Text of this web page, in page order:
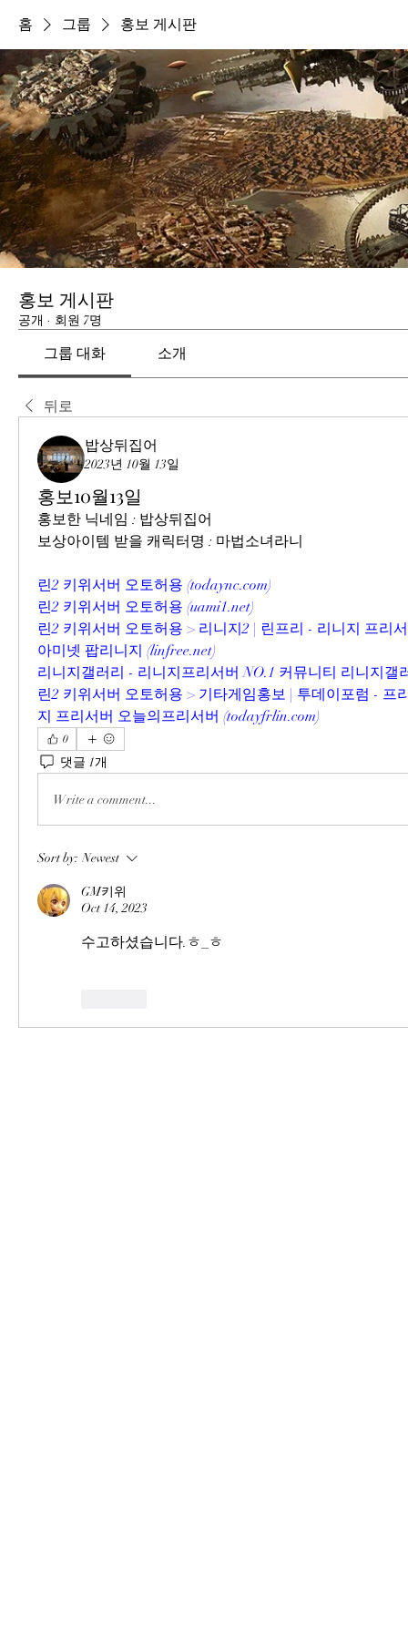
홈 그룹 홍보 게시판
홍보 게시판
공개 · 회원 7명
그룹 대화 소개
뒤로
밥상뒤집어
2023년 10월 13일
홍보10월13일
홍보한 닉네임 : 밥상뒤집어
보상아이템 받을 캐릭터명 : 마법소녀라니
린2 키위서버 오토허용 (todaync.com)
린2 키위서버 오토허용 (uami1.net)
린2 키위서버 오토허용 > 리니지2 | 린프리 - 리니지 프리
아미넷 팝리니지 (linfree.net)
리니지갤러리 - 리니지프리서버 NO.1 커뮤니티 리니지갤
린2 키위서버 오토허용 > 기타게임홍보 | 투데이포럼 - 프
지 프리서버 오늘의프리서버 (todayfrlin.com)
0
댓글 1개
Write a comment...
Sort by: Newest
GM키위
Oct 14, 2023
수고하셨습니다.ㅎ_ㅎ